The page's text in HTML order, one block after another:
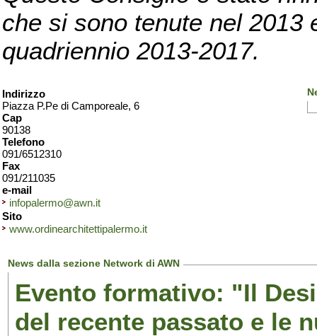
che si sono tenute nel 2013
quadriennio 2013-2017.
Indirizzo
Piazza P.Pe di Camporeale, 6
Cap
90138
Telefono
091/6512310
Fax
091/211035
e-mail
infopalermo@awn.it
Sito
www.ordinearchitettipalermo.it
News dalla sezione Network di AWN
Evento formativo: "Il
del recente passato e le